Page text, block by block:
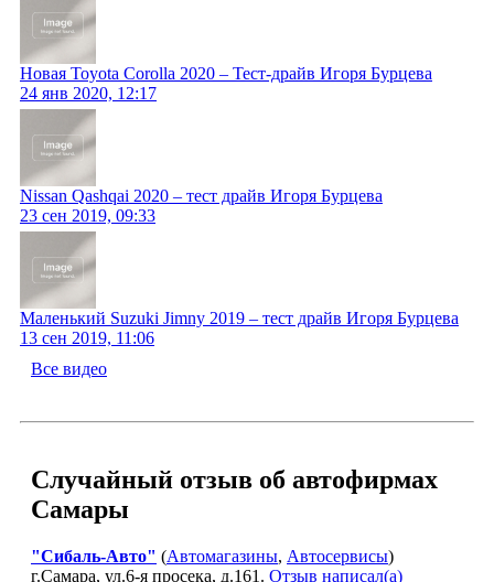
Новая Toyota Corolla 2020 – Тест-драйв Игоря Бурцева
24 янв 2020, 12:17
Nissan Qashqai 2020 – тест драйв Игоря Бурцева
23 сен 2019, 09:33
Маленький Suzuki Jimny 2019 – тест драйв Игоря Бурцева
13 сен 2019, 11:06
Все видео
Случайный отзыв об автофирмах
Самары
"Сибаль-Авто" (Автомагазины, Автосервисы)
г.Самара, ул.6-я просека, д.161. Отзыв написал(а)